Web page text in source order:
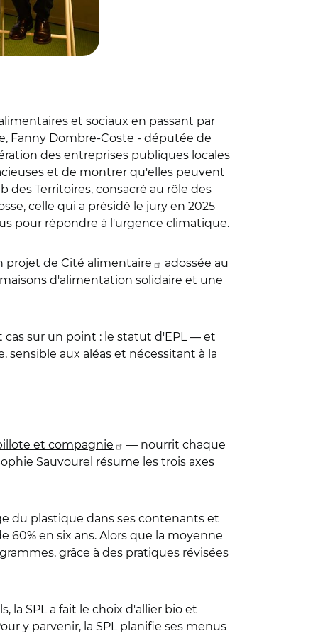
et sociaux en passant par
Fanny Dombre-Coste - députée de
des entreprises publiques locales
et de montrer qu'elles peuvent
Territoires, consacré au rôle des
celle qui a présidé le jury en 2025
pour répondre à l'urgence climatique.
projet de Cité alimentaire
adossée au
d'alimentation solidaire et une
cas sur un point : le statut d'EPL — et
aux aléas et nécessitant à la
et compagnie
— nourrit chaque
Sauvourel résume les trois axes
du plastique dans ses contenants et
60% en six ans. Alors que la moyenne
grâce à des pratiques révisées
la SPL a fait le choix d'allier bio et
y parvenir, la SPL planifie ses menus